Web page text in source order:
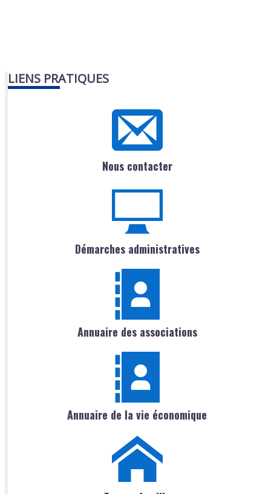
LIENS PRATIQUES
Nous contacter
Démarches administratives
Annuaire des associations
Annuaire de la vie économique